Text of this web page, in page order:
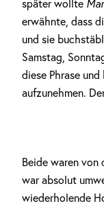
später wollte
erwähnte, dass
und sie
Samstag,
diese Phrase
aufzunehmen.
Beide waren von
war absolut
wiederholende